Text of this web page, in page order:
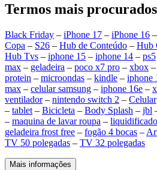
Termos mais procurados
Black Friday – iPhone 17 – iPhone 16 –
Copa – S26 – Hub de Conteúdo – Hub
Hub Tvs – iphone 15 – iphone 14 – ps5
max – geladeira – poco x7 pro – xbox –
protein – microondas – kindle – iphone
max – celular samsung – iphone 16e –
ventilador– nintendo switch 2 – Celular
– tablet – Bicicleta – Body Splash – jbl
– maquina de lavar roupa –
geladeira frost free – fogão 4 bocas –
TV 50 polegadas – TV 32 polegadas
Mais informações